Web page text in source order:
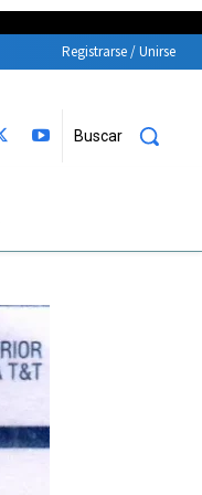
Registrarse / Unirse
Buscar